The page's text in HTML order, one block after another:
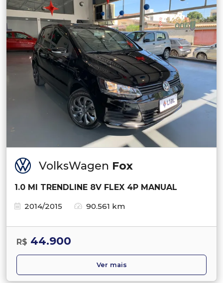
VolksWagen Fox
1.0 MI TRENDLINE 8V FLEX 4P MANUAL
2014/2015
90.561 km
R$ 44.900
Ver mais